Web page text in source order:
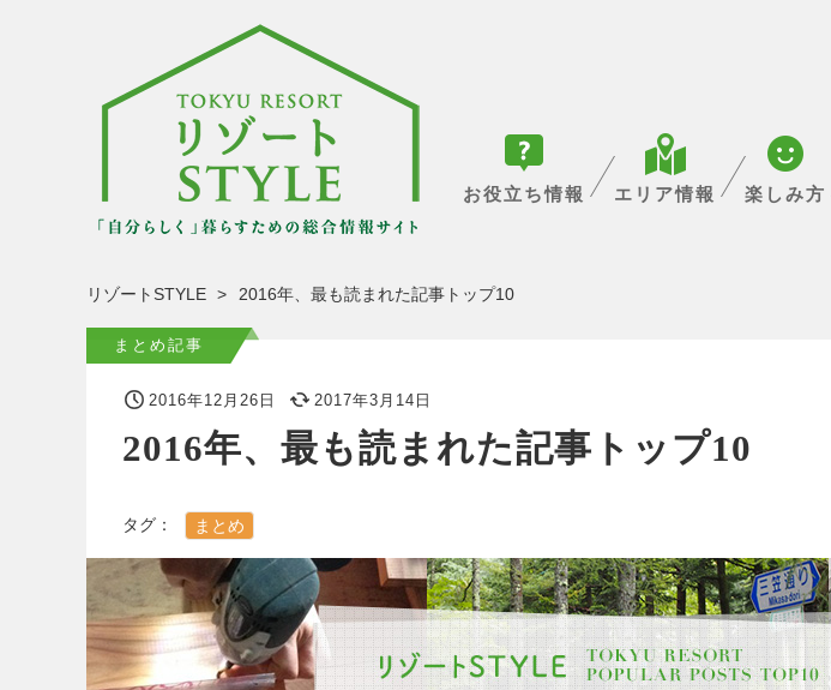
お役立ち情報 エリア情報 楽しみ方
リゾートSTYLE 2016年、最も読まれた記事トップ10
2016年12月26日 2017年3月14日
2016年、最も読まれた記事トップ10
タグ： まとめ
まとめ記事